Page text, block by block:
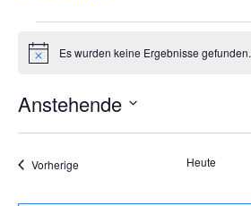
Veranstaltungen
HinweisEs wurden keine Ergebnisse gefunden.
Anstehende
VorherigeVeranstaltungen Heute